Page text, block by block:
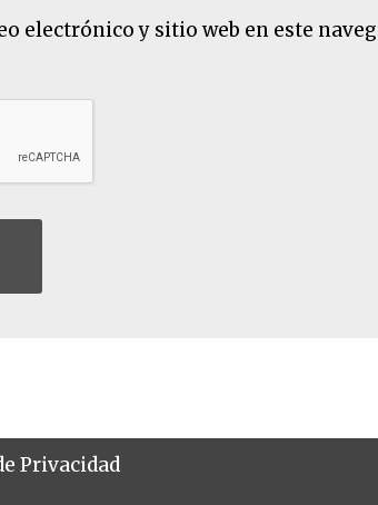
electrónico y sitio web en este
Privacidad